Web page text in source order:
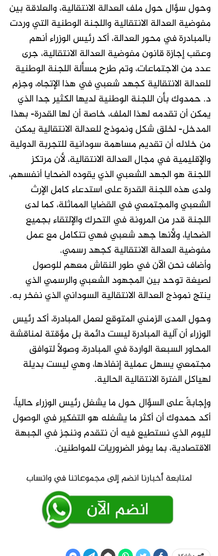
وحول سؤال حول ملف العدالة الانتقالية، والعلاقة بين
مفوضية العدالة الانتقالية واللجنة الوطنية التي وردت
بالمبادرة في محور العدالة، أكد رئيس الوزراء أنهم
وعقب إجازة قانون مفوضية العدالة الانتقالية، جرى
عدد من الاجتماعات، وتم طرح مسألة اللجنة الوطنية
للعدالة الانتقالية كجهد شعبي في هذا الإتجاه، وجزم
د. حمدوك بأن اللجنة الوطنية لديها الكثير جدا الذي
يمكن أن تقدمه لهذا الملف، خاصة أن لها القدرة- بهذا
المدخل- لخلق شكل ونموذج للعدالة الانتقالية يمكن
من خلاله أن تقديم مساهمة سودانية للتجربة الدولية
والإقليمية في مجال العدالة الانتقالية، لأن مرتكز
اللجنة هو الجهد الشعبي الذي يقوده الضحايا أنفسهم،
ولدى هذه اللجنة القدرة على استدعاء كامل الإرث
الشعبي والمجتمعي في القضايا المماثلة، كما لدى
اللجنة قدر من المرونة في التحرك والإلتقاء بجميع
الضحايا، ولأنها جهد شعبي فهي تتكامل مع عمل
مفوضية العدالة الانتقالية كجهد رسمي.
وأضاف نحن الآن في طور النقاش معهم للوصول
لصيغة توحد بين المجهود الشعبي والرسمي الذي
ينتج نموذج العدالة الانتقالية السوداني الذي نفخر به.
وحول المدى الزمني المتوقع لعمل المبادرة، أكد رئيس
الوزراء أن آلية المبادرة ليست دائمة بل مؤقتة لمناقشة
المحاور السبعة الواردة في المبادرة، وصولاً لتوافق
مجتمعي يسهل عملية إنفاذها، وهي ليست بديلة
لهياكل الفترة الانتقالية الحالية.
وإجابةً على السؤال حول ما يشغل رئيس الوزراء حالياً،
أكد حمدوك أن أكثر ما يشغله هو التفكير في الوصول
لليوم الذي نستطيع فيه أن نتقدم وننجز في الجبهة
الاقتصادية، بما يوفر الضروريات للمواطنين.